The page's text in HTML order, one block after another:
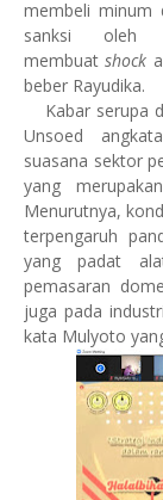
membeli minum
sanksi oleh
membuatshock
beber Rayudika.
Kabar serupa
Unsoed
suasana sektor
yang
Menurutnya,
terpengaruh
yang padat
pemasaran
juga pada
kata Mulyoto